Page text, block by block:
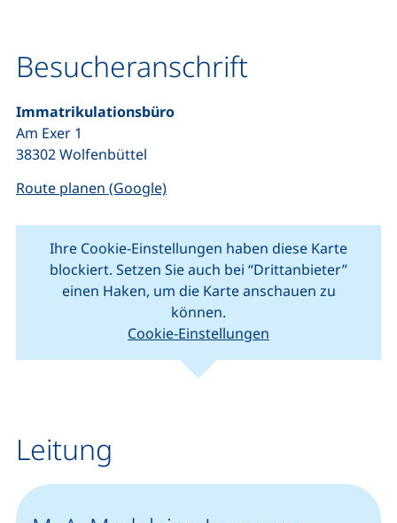
Besucheranschrift
Immatrikulationsbüro
Am Exer 1
38302 Wolfenbüttel
Route planen (Google)(externer Link, öffnet neues
Ihre Cookie-Einstellungen haben diese Karte
blockiert. Setzen Sie auch bei “Drittanbieter”
einen Haken, um die Karte anschauen zu
können.
Cookie-Einstellungen
−
(externer Link, öffnet neues Fenster).
Kartendaten © Mitwirkende von
Leitung